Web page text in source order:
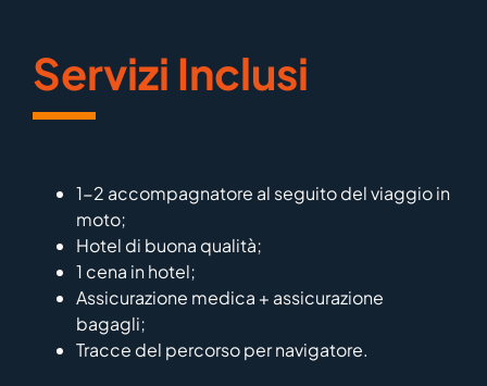
Servizi Inclusi
1-2 accompagnatore al seguito del viaggio in
moto;
Hotel di buona qualità;
1 cena in hotel;
Assicurazione medica + assicurazione
bagagli;
Tracce del percorso per navigatore.